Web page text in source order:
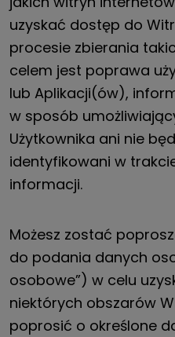
uzyskać dostęp do
procesie zbierania
celem jest poprawa
lub Aplikacji(ów),
w sposób
Użytkownika ani nie
identyfikowani w
informacji.
Możesz zostać
do podania danych
osobowe”) w celu
niektórych obszarów
poprosić o określone